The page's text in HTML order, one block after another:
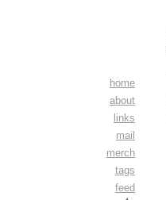
home
about
links
mail
merch
tags
feed